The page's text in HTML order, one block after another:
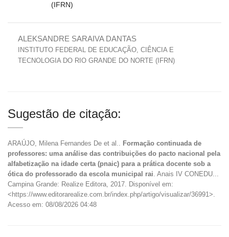
(IFRN)
ALEKSANDRE SARAIVA DANTAS
INSTITUTO FEDERAL DE EDUCAÇÃO, CIÊNCIA E
TECNOLOGIA DO RIO GRANDE DO NORTE (IFRN)
Sugestão de citação:
ARAÚJO, Milena Fernandes De et al..
Formação continuada de
professores: uma análise das contribuições do pacto nacional pela
alfabetização na idade certa (pnaic) para a prática docente sob a
ótica do professorado da escola municipal rai . Anais IV CONEDU...
Campina Grande: Realize Editora, 2017. Disponível em:
<https://www.editorarealize.com.br/index.php/artigo/visualizar/36991>.
Acesso em: 08/08/2026 04:48